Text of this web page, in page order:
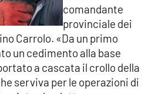
Grippo
comandante
provinciale dei
Carrolo. «Da un primo
un cedimento alla base
a cascata il crollo della
serviva per le operazioni di